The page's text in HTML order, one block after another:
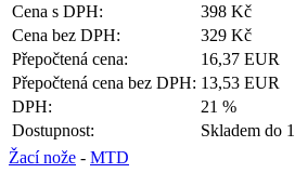
Cena s DPH:
398 Kč
Cena bez DPH:
329 Kč
Přepočtená cena:
16,37 EUR
Přepočtená cena bez DPH: 13,53 EUR
DPH:
21 %
Dostupnost:
Skladem do
Žací nože - MTD